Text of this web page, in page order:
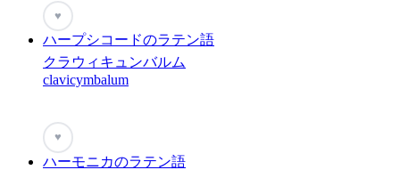
♥
ハープシコードのラテン語
クラウィキュンバルム
clavicymbalum
♥
ハーモニカのラテン語